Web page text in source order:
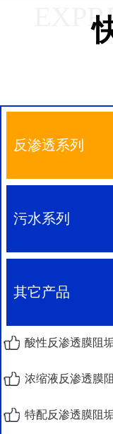
反渗透系列
污水系列
其它产品
酸性反渗透膜阻
浓缩液反渗透膜
特配反渗透膜阻